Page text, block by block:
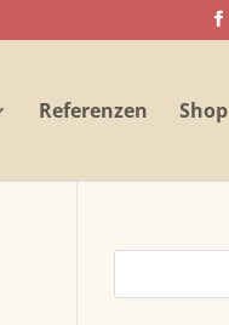
Referenzen Shop